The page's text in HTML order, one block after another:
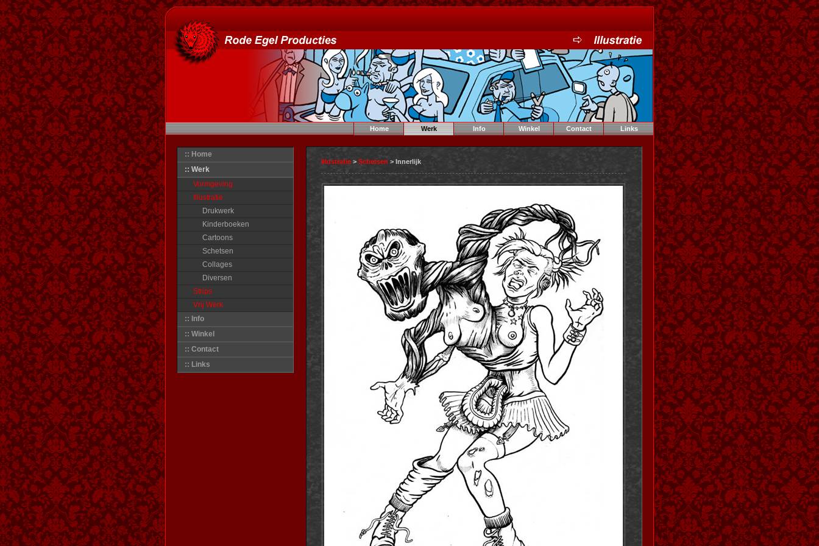
Links
Contact
Winkel
Info
Werk
Home
:: Home
:: Werk
Vormgeving
Illustratie
Drukwerk
Kinderboeken
Cartoons
Schetsen
Collages
Diversen
Strips
Vrij Werk
:: Info
:: Winkel
:: Contact
:: Links
Illustratie > Schetsen > Innerlijk